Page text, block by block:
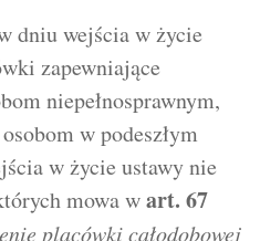
dniu wejścia w życie
zapewniające
niepełnosprawnym,
w podeszłym
w życie ustawy nie
mowa wart. 67
placówki całodobowej